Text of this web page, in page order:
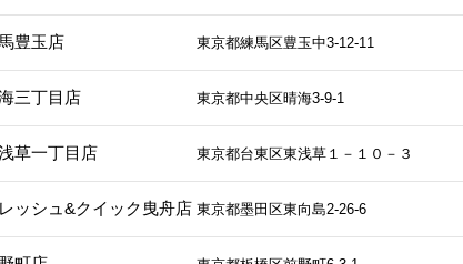
豊玉店 東京都練馬区豊玉中3-12-11
三丁目店 東京都中央区晴海3-9-1
草一丁目店 東京都台東区東浅草１－１０－３
ッシュ&クイック曳舟店 東京都墨田区東向島2-26-6